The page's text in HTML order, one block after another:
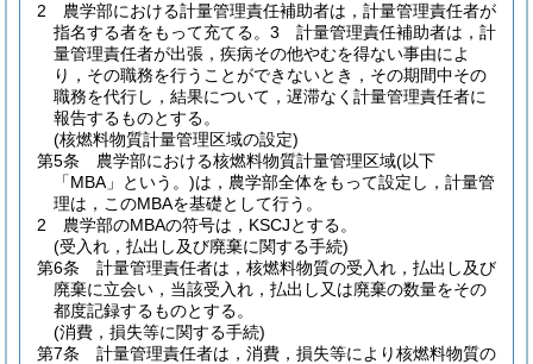
2
農学部における計量管理責任補助者は，計量管理責任者が
指名する者をもって充てる。 3 計量管理責任補助者は，計
量管理責任者が出張，疾病その他やむを得ない事由によ
り，その職務を行うことができないとき，その期間中その
職務を代行し，結果について，遅滞なく計量管理責任者に
報告するものとする。
(核燃料物質計量管理区域の設定)
第5条
農学部における核燃料物質計量管理区域(以下
「MBA」という。)は，農学部全体をもって設定し，計量管
理は，このMBAを基礎として行う。
2
農学部のMBAの符号は，KSCJとする。
(受入れ，払出し及び廃棄に関する手続)
第6条
計量管理責任者は，核燃料物質の受入れ，払出し及び
廃棄に立会い，当該受入れ，払出し又は廃棄の数量をその
都度記録するものとする。
(消費，損失等に関する手続)
第7条
計量管理責任者は，消費，損失等により核燃料物質の